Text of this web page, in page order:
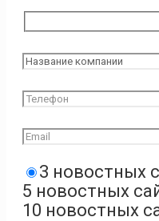
3 новостных
5 новостных
10 новостных